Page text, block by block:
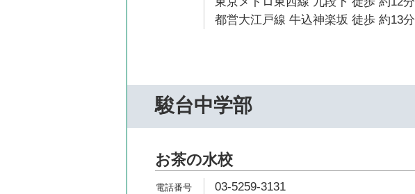
都営大江戸線 牛込神楽坂 徒歩 約13分
駿台中学部
お茶の水校
03-5259-3131